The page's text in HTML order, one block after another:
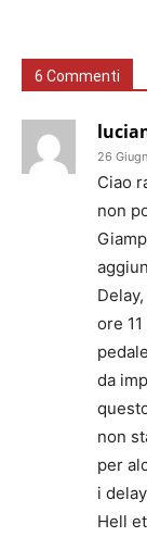
6 Commenti
26
Ciao
non
ore
da
non
per
i
Hell